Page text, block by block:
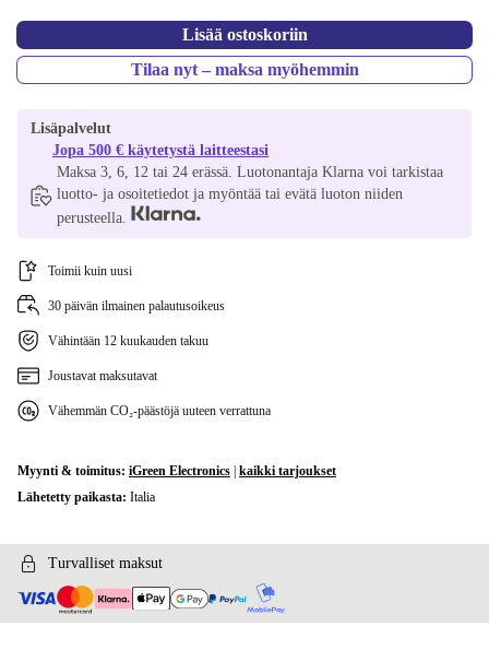
Lisää ostoskoriin
Tilaa nyt – maksa myöhemmin
Lisäpalvelut
Jopa 500 € käytetystä laitteestasi
Maksa 3, 6, 12 tai 24 erässä. Luotonantaja Klarna voi tarkistaa
luotto- ja osoitetiedot ja myöntää tai evätä luoton niiden
perusteella.
Toimii kuin uusi
30 päivän ilmainen palautusoikeus
Vähintään 12 kuukauden takuu
Joustavat maksutavat
Vähemmän CO₂-päästöjä uuteen verrattuna
Myynti & toimitus: iGreen Electronics kaikki tarjoukset
Lähetetty paikasta: Italia
Turvalliset maksut